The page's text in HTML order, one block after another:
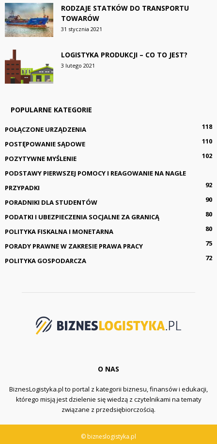
RODZAJE STATKÓW DO TRANSPORTU
TOWARÓW
31 stycznia 2021
LOGISTYKA PRODUKCJI – CO TO JEST?
3 lutego 2021
POPULARNE KATEGORIE
POŁĄCZONE URZĄDZENIA
118
POSTĘPOWANIE SĄDOWE
110
POZYTYWNE MYŚLENIE
102
PODSTAWY PIERWSZEJ POMOCY I REAGOWANIE NA NAGŁE
PRZYPADKI
92
PORADNIKI DLA STUDENTÓW
90
PODATKI I UBEZPIECZENIA SOCJALNE ZA GRANICĄ
80
POLITYKA FISKALNA I MONETARNA
80
PORADY PRAWNE W ZAKRESIE PRAWA PRACY
75
POLITYKA GOSPODARCZA
72
O NAS
BiznesLogistyka.pl to portal z kategorii biznesu, finansów i edukacji,
którego misją jest dzielenie się wiedzą z czytelnikami na tematy
związane z przedsiębiorczością.
© bizneslogistyka.pl